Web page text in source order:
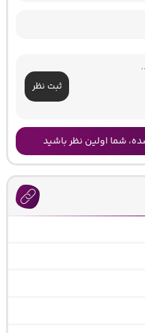
ثبت نظر
شما اولین نظر باشید